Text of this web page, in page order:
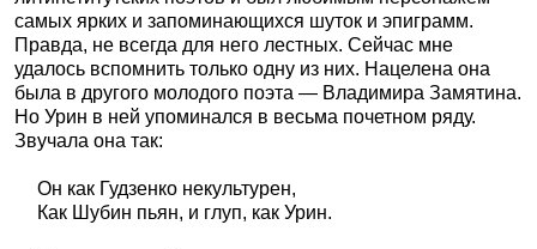
самых ярких и запоминающихся шуток и эпиграмм.
Правда, не всегда для него лестных. Сейчас мне
удалось вспомнить только одну из них. Нацелена она
была в другого молодого поэта — Владимира Замятина.
Но Урин в ней упоминался в весьма почетном ряду.
Звучала она так:
Он как Гудзенко некультурен,
Как Шубин пьян, и глуп, как Урин.